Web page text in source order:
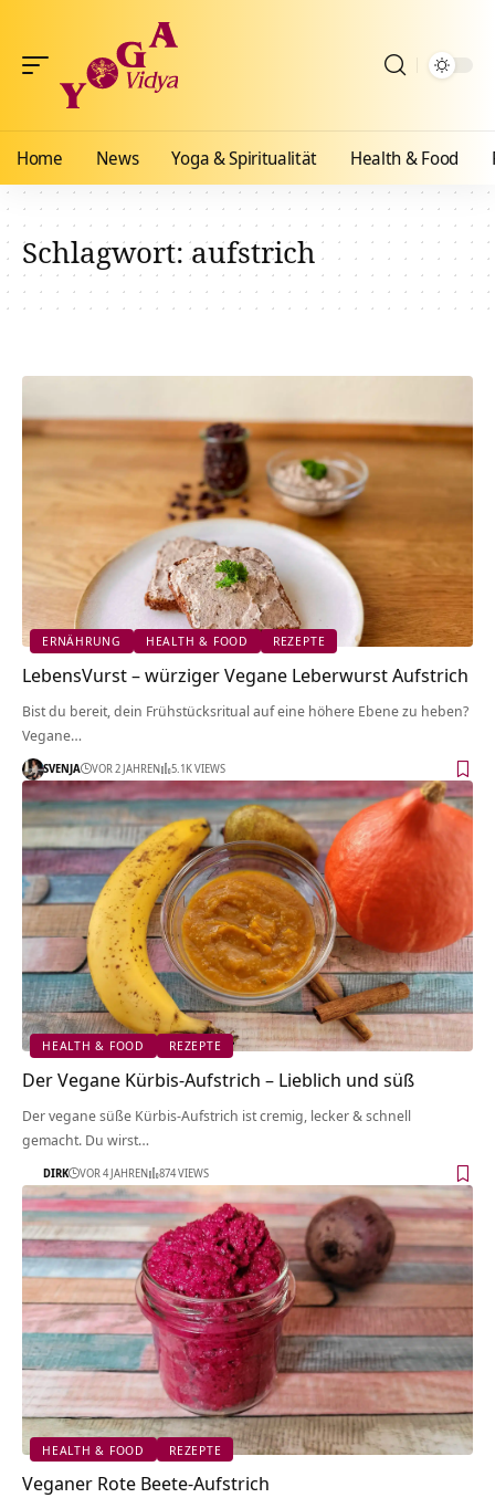
Home News Yoga & Spiritualität Health & Food
Schlagwort:aufstrich
ERNÄHRUNG HEALTH & FOOD REZEPTE
LebensVurst – würziger Vegane Leberwurst Aufstrich
Bist du bereit, dein Frühstücksritual auf eine höhere Ebene zu heben?
Vegane…
SVENJA VOR 2 JAHREN 5.1K VIEWS
HEALTH & FOOD REZEPTE
Der Vegane Kürbis-Aufstrich – Lieblich und süß
Der vegane süße Kürbis-Aufstrich ist cremig, lecker & schnell
gemacht. Du wirst…
DIRK VOR 4 JAHREN 874 VIEWS
HEALTH & FOOD REZEPTE
Veganer Rote Beete-Aufstrich